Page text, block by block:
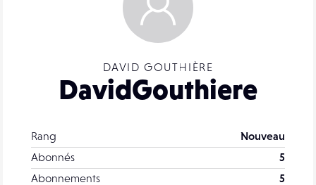
DAVID GOUTHIÈRE
DavidGouthiere
Rang
Nouveau
Abonnés
5
Abonnements
5